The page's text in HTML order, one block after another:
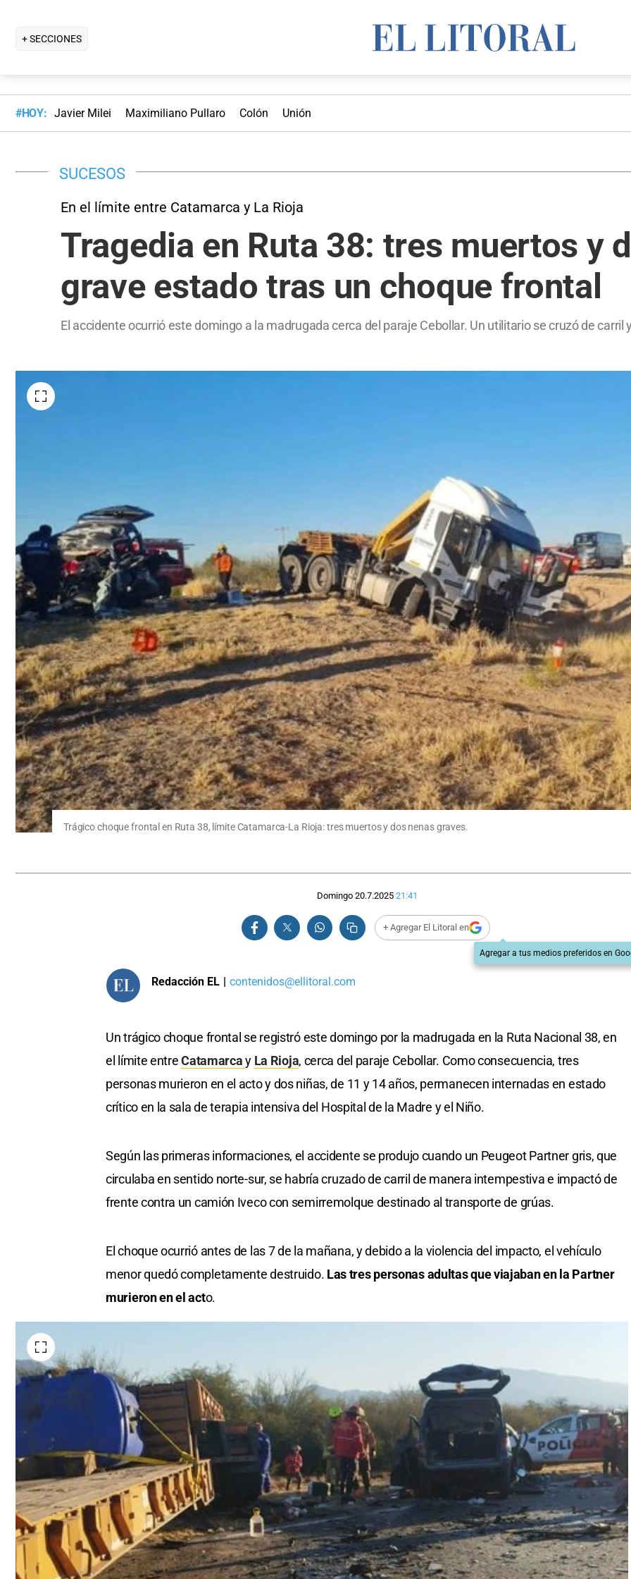
+ SECCIONES
#HOY: Javier Milei Maximiliano Pullaro Colón Unión
SUCESOS
En el límite entre Catamarca y La Rioja
Tragedia en Ruta 38: tres muertos y
grave estado tras un choque frontal
El accidente ocurrió este domingo a la madrugada cerca del paraje Cebollar. Un utilitario se cruzó de
Trágico choque frontal en Ruta 38, límite Catamarca-La Rioja: tres muertos y dos nenas graves.
Domingo 20.7.2025 21:41
+ Agregar El Litoral en
Agregar a tus medios preferidos en
Redacción EL | contenidos@ellitoral.com
Un trágico choque frontal se registró este domingo por la madrugada en la Ruta Nacional 38, en
el límite entreCatamarcay La Rioja, cerca del paraje Cebollar. Como consecuencia, tres
personas murieron en el acto y dos niñas, de 11 y 14 años, permanecen internadas en estado
crítico en la sala de terapia intensiva del Hospital de la Madre y el Niño.
Según las primeras informaciones, el accidente se produjo cuando un Peugeot Partner gris, que
circulaba en sentido norte-sur, se habría cruzado de carril de manera intempestiva e impactó de
frente contra un camión Iveco con semirremolque destinado al transporte de grúas.
El choque ocurrió antes de las 7 de la mañana, y debido a la violencia del impacto, el vehículo
menor quedó completamente destruido. Las tres personas adultas que viajaban en la Partner
murieron en el acto.